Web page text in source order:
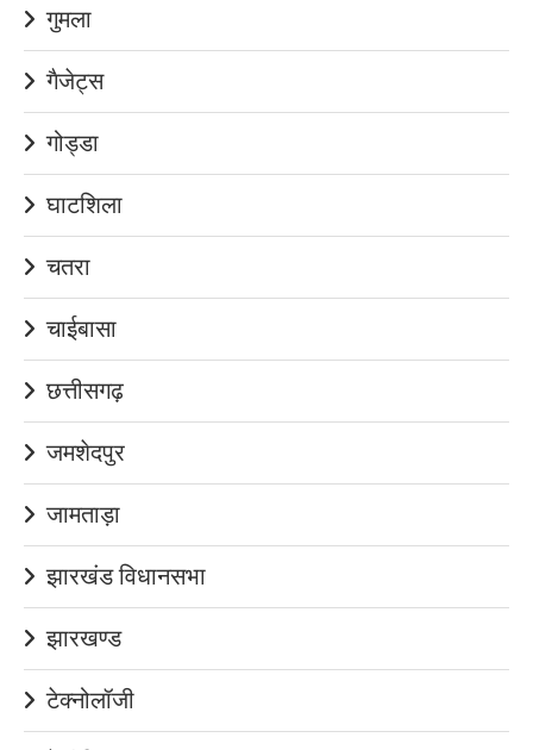
गुमला
गैजेट्स
गोड्डा
घाटशिला
चतरा
चाईबासा
छत्तीसगढ़
जमशेदपुर
जामताड़ा
झारखंड विधानसभा
झारखण्ड
टेक्नोलॉजी